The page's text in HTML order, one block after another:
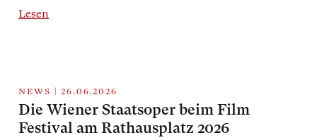
Lesen
NEWS | 26.06.2026
Die Wiener Staatsoper beim Film
Festival am Rathausplatz 2026